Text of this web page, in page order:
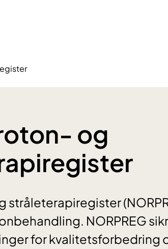
og
stråleterapiregister
NORPREG
for kvalitetsforbedring